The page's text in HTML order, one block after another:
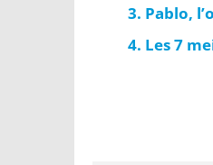
Pablo,
Les 7